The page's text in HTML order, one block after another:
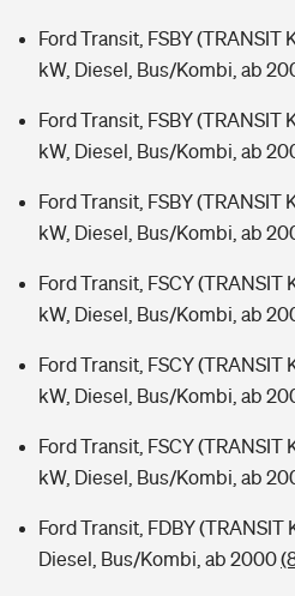
Ford Transit, FSBY (TRANSIT
kW, Diesel, Bus/Kombi, ab
Ford Transit, FSBY (TRANSIT
kW, Diesel, Bus/Kombi, ab
Ford Transit, FSBY (TRANSIT
kW, Diesel, Bus/Kombi, ab
Ford Transit, FSCY (TRANSIT
kW, Diesel, Bus/Kombi, ab
Ford Transit, FSCY (TRANSIT
kW, Diesel, Bus/Kombi, ab
Ford Transit, FSCY (TRANSIT
kW, Diesel, Bus/Kombi, ab
Ford Transit, FDBY (TRANSIT
Diesel, Bus/Kombi, ab 2000